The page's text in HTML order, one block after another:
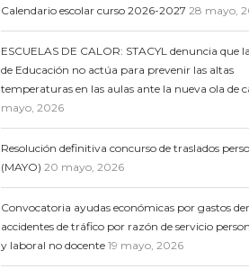
Calendario escolar curso 2026-2027 28 mayo,
ESCUELAS DE CALOR: STACYL denuncia que
de Educación no actúa para prevenir las altas
temperaturas en las aulas ante la nueva ola de
mayo, 2026
Resolución definitiva concurso de traslados
(MAYO) 20 mayo, 2026
Convocatoria ayudas económicas por gastos
accidentes de tráfico por razón de servicio
y laboral no docente 19 mayo, 2026